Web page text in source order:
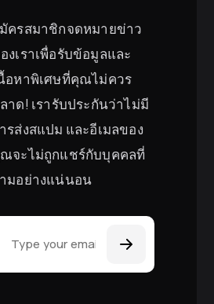
ครสมาชิกจดหมายข่าว
งเราเพื่อรับข้อมูลและ
อหาพิเศษที่คุณไม่ควร
าด! เรารับประกันว่าไม่มี
รส่งสแปม และอีเมลของ
จะไม่ถูกแชร์กับบุคคลที่
มอย่างแน่นอน